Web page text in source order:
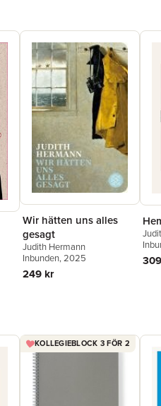
Wir hätten uns alles
gesagt
Judith Hermann
Inbunden, 2025
249 kr
KOLLEGIEBLOCK 3 FÖR 2